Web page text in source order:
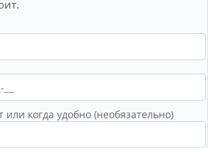
или когда удобно (необязательно)